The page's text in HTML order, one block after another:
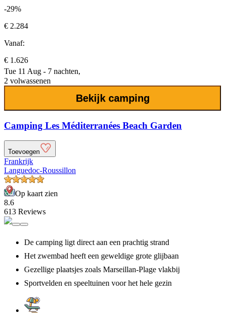
-29%
€ 2.284
Vanaf:
€ 1.626
Tue 11 Aug - 7 nachten,
2 volwassenen
Bekijk camping
Camping Les Méditerranées Beach Garden
Toevoegen
Frankrijk
Languedoc-Roussillon
Op kaart zien
8.6
613 Reviews
De camping ligt direct aan een prachtig strand
Het zwembad heeft een geweldige grote glijbaan
Gezellige plaatsjes zoals Marseillan-Plage vlakbij
Sportvelden en speeltuinen voor het hele gezin